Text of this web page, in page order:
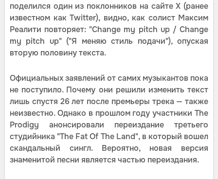
поделился один из поклонников на сайте X (ранее
известном как Twitter), видно, как солист Максим
Реалити повторяет: "Change my pitch up / Change
my pitch up" ("Я меняю стиль подачи"), опуская
вторую половину текста.
Официальных заявлений от самих музыкантов пока
не поступило. Почему они решили изменить текст
лишь спустя 26 лет после премьеры трека — также
неизвестно. Однако в прошлом году участники The
Prodigy анонсировали переиздание третьего
студийника "The Fat Of The Land", в который вошел
скандальный сингл. Вероятно, новая версия
знаменитой песни является частью переиздания.